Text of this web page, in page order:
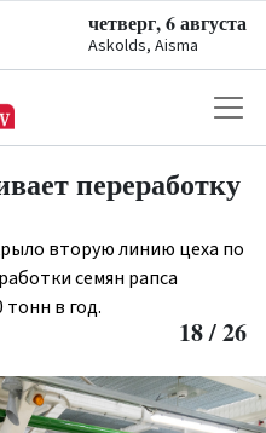
четверг, 6 августа
Askolds, Aisma
переработку
вторую линию цеха по
семян рапса
в год.
18 / 26